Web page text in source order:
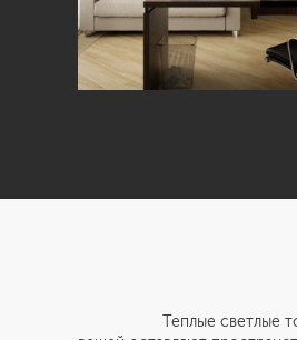
Теплые светлые тона